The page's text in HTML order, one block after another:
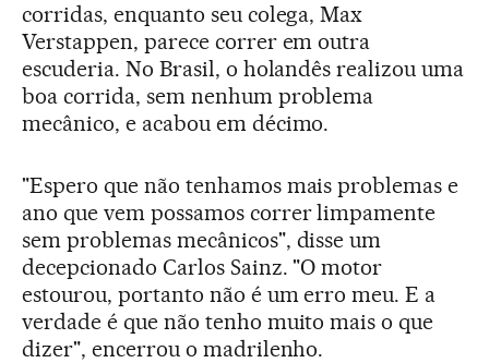
corridas, enquanto seu colega, Max
Verstappen, parece correr em outra
escuderia. No Brasil, o holandês realizou uma
boa corrida, sem nenhum problema
mecânico, e acabou em décimo.
"Espero que não tenhamos mais problemas e
ano que vem possamos correr limpamente
sem problemas mecânicos", disse um
decepcionado Carlos Sainz. "O motor
estourou, portanto não é um erro meu. E a
verdade é que não tenho muito mais o que
dizer", encerrou o madrilenho.